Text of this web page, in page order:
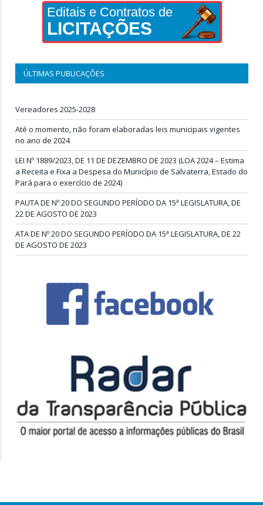
Editais e Contratos de
LICITAÇÕES
ÚLTIMAS PUBLICAÇÕES
Vereadores 2025-2028
Até o momento, não foram elaboradas leis municipais vigentes
no ano de 2024
LEI Nº 1889/2023, DE 11 DE DEZEMBRO DE 2023 (LOA 2024 – Estima
a Receita e Fixa a Despesa do Município de Salvaterra, Estado do
Pará para o exercício de 2024)
PAUTA DE Nº 20 DO SEGUNDO PERÍODO DA 15ª LEGISLATURA, DE
22 DE AGOSTO DE 2023
ATA DE Nº 20 DO SEGUNDO PERÍODO DA 15ª LEGISLATURA, DE 22
DE AGOSTO DE 2023